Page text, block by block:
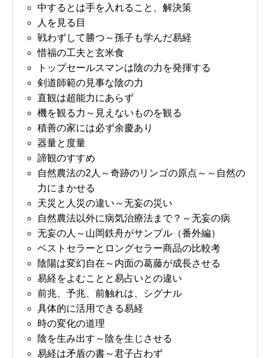
中するとは手を入れること、解決策
人を見る目
戦わずして勝つ～孫子も学んだ易経
惜福の工夫と玄米食
トップセールスマンは陰の力を発揮する
剣道師範の見事な陰の力
直観は超能力にあらず
機を観る力～見えないものを観る
積善の家には必ず余慶あり
器量と度量
諦観のすすめ
自然農法の2人～奇跡のリンゴの原点～～自然の
力にまかせる
天災と人災の違い～无妄の災い
自然農法以外に病気治療法まで？～无妄の病
无妄の人～山岡鉄舟がサンプル（番外編）
ベストセラーとロングセラー商品の比較考
陰陽は変幻自在～内面の葛藤が成長させる
易経をよむことと易占いとの違い
前兆、予兆、前触れは、シグナル
具体的に活用できる易経
時の変化の道理
陰を生み出す～陰を生じさせる
易経は矛盾の書～君子占わず